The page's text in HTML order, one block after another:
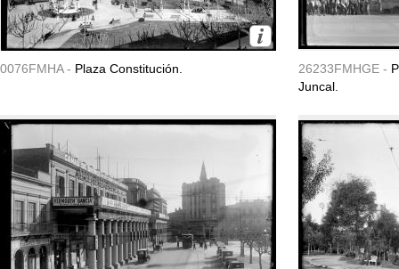
0076FMHA - Plaza Constitución. 26233FMHGE -
Juncal.